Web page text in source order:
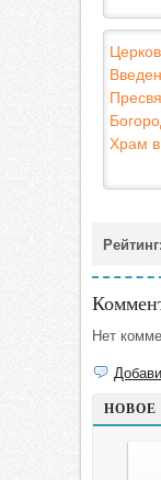
Храм
Рейтинг:
Нет
НОВОЕ